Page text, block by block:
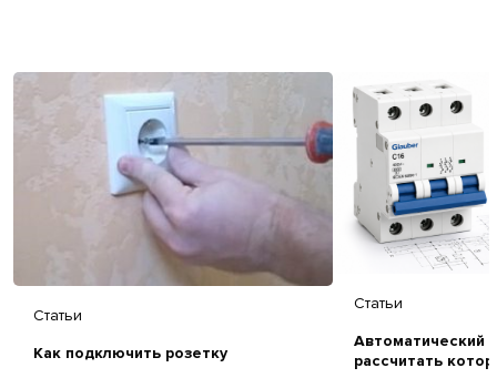
Статьи
Как подключить розетку
Статьи
Автоматический
рассчитать